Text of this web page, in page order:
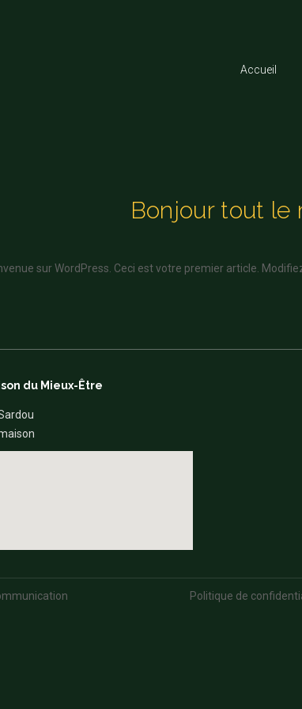
Accueil
Bonjour tout le
sur WordPress. Ceci est votre premier article.
du Mieux-Être
Politique de